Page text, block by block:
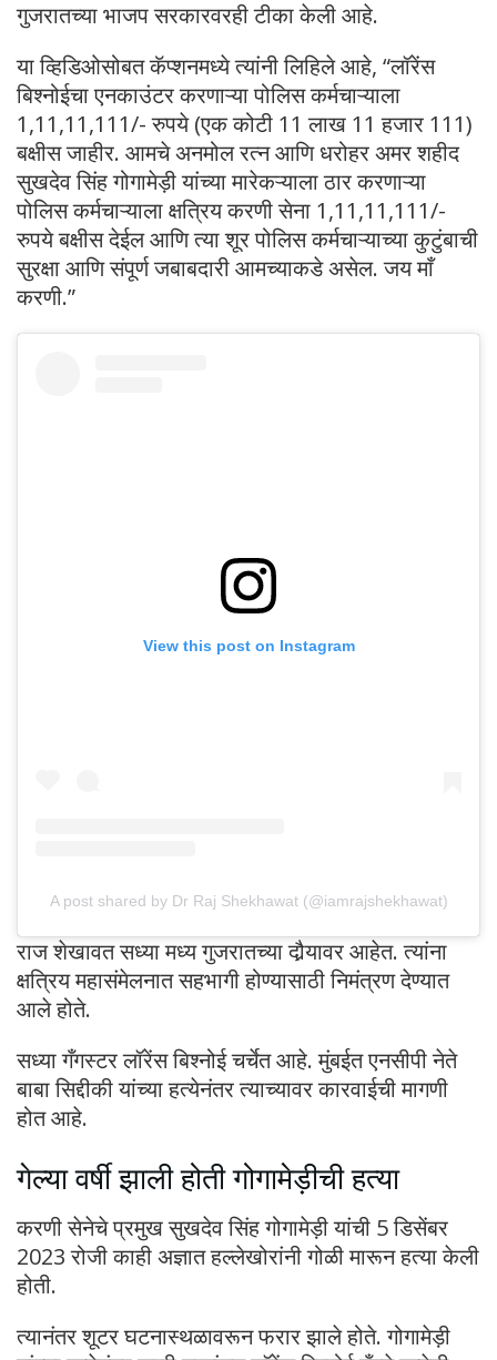
गुजरातच्या भाजप सरकारवरही टीका केली आहे.
या व्हिडिओसोबत कॅप्शनमध्ये त्यांनी लिहिले आहे, “लॉरेंस
बिश्नोईचा एनकाउंटर करणाऱ्या पोलिस कर्मचाऱ्याला
1,11,11,111/- रुपये (एक कोटी 11 लाख 11 हजार 111)
बक्षीस जाहीर. आमचे अनमोल रत्न आणि धरोहर अमर शहीद
सुखदेव सिंह गोगामेड़ी यांच्या मारेकऱ्याला ठार करणाऱ्या
पोलिस कर्मचाऱ्याला क्षत्रिय करणी सेना 1,11,11,111/-
रुपये बक्षीस देईल आणि त्या शूर पोलिस कर्मचाऱ्याच्या कुटुंबाची
सुरक्षा आणि संपूर्ण जबाबदारी आमच्याकडे असेल. जय माँ
करणी.”
View this post on Instagram
A post shared by Dr Raj Shekhawat (@iamrajshekhawat)
राज शेखावत सध्या मध्य गुजरातच्या दौर्‍यावर आहेत. त्यांना
क्षत्रिय महासंमेलनात सहभागी होण्यासाठी निमंत्रण देण्यात
आले होते.
सध्या गँगस्टर लॉरेंस बिश्नोई चर्चेत आहे. मुंबईत एनसीपी नेते
बाबा सिद्दीकी यांच्या हत्येनंतर त्याच्यावर कारवाईची मागणी
होत आहे.
गेल्या वर्षी झाली होती गोगामेड़ीची हत्या
करणी सेनेचे प्रमुख सुखदेव सिंह गोगामेड़ी यांची 5 डिसेंबर
2023 रोजी काही अज्ञात हल्लेखोरांनी गोळी मारून हत्या केली
होती.
त्यानंतर शूटर घटनास्थळावरून फरार झाले होते. गोगामेड़ी